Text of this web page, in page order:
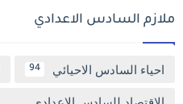
ملازم السادس الاعدادي
احياء السادس الاحيائي 94